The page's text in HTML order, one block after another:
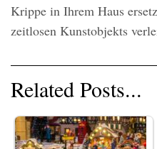
Krippe in Ihrem Haus
zeitlosen Kunstobjekts
Related Posts...